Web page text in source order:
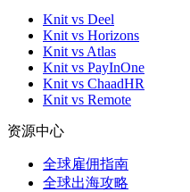
Knit vs Deel
Knit vs Horizons
Knit vs Atlas
Knit vs PayInOne
Knit vs ChaadHR
Knit vs Remote
资源中心
全球雇佣指南
全球出海攻略